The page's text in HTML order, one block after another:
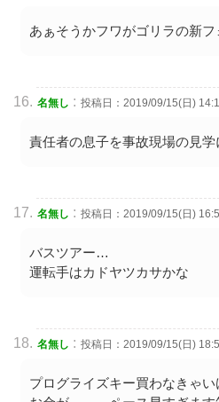
あぁそうかフワがゴリラの新
名無し : 投稿日：2019/09/15(日)
責任者の息子を事故現場の見学
名無し : 投稿日：2019/09/15(日)
バスツアー…
運転手はカドヤツカサかな
名無し : 投稿日：2019/09/15(日)
プログライズキー買わなきゃい